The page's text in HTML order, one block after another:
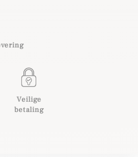
Veilige
betaling